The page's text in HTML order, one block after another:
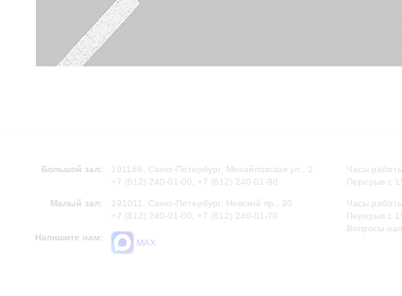
Большой зал:
191186, Санкт-Петербург, Михайловская ул., 2
+7 (812) 240-01-00, +7 (812) 240-01-80
Малый зал:
191011, Санкт-Петербург, Невский пр., 30
+7 (812) 240-01-00, +7 (812) 240-01-70
Напишите нам:
MAX
Часы
Перерыв с
Часы
Перерыв с
Вопросы